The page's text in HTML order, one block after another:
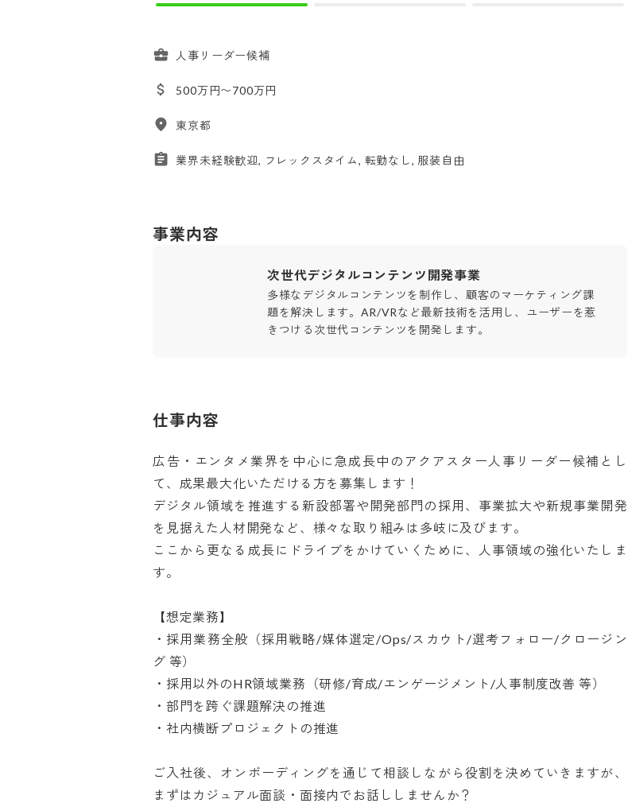
人事リーダー候補
500万円〜700万円
東京都
業界未経験歓迎, フレックスタイム, 転勤なし, 服装自由
事業内容
次世代デジタルコンテンツ開発事業
多様なデジタルコンテンツを制作し、顧客のマーケティング課
題を解決します。AR/VRなど最新技術を活用し、ユーザーを惹
きつける次世代コンテンツを開発します。
仕事内容
広告・エンタメ業界を中心に急成長中のアクアスター人事リーダー候補とし
て、成果最大化いただける方を募集します！
デジタル領域を推進する新設部署や開発部門の採用、事業拡大や新規事業開発
を見据えた人材開発など、様々な取り組みは多岐に及びます。
ここから更なる成長にドライブをかけていくために、人事領域の強化いたしま
す。
【想定業務】
・採用業務全般（採用戦略/媒体選定/Ops/スカウト/選考フォロー/クロージン
グ 等）
・採用以外のHR領域業務（研修/育成/エンゲージメント/人事制度改善 等）
・部門を跨ぐ課題解決の推進
・社内横断プロジェクトの推進
ご入社後、オンボーディングを通じて相談しながら役割を決めていきますが、
まずはカジュアル面談・面接内でお話ししませんか？